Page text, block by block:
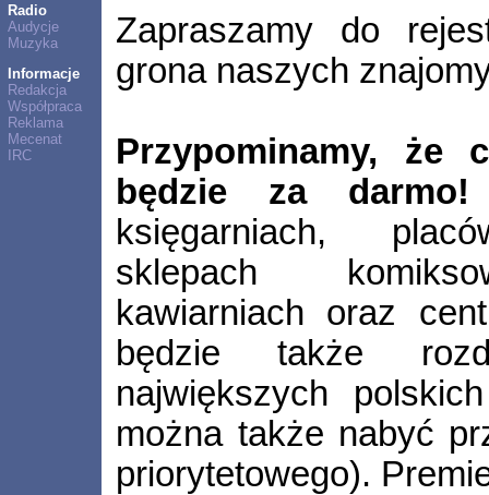
Radio
Audycje
Muzyka
Informacje
Redakcja
Współpraca
Reklama
Mecenat
IRC
Zapraszamy do
grona naszych
Przypominamy, że
będzie za darmo!
księgarniach,
sklepach
kawiarniach oraz
będzie także
największych
można także nabyć
priorytetowego).